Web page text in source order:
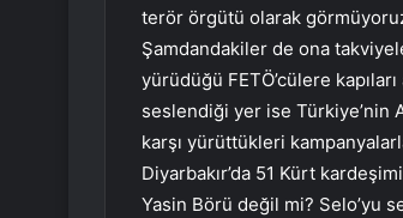
terör örgütü olarak
Şamdandakiler de ona
yürüdüğü FETÖ’cülere
seslendiği yer ise Türkiye’nin
karşı yürüttükleri
Diyarbakır’da 51 Kürt
Yasin Börü değil mi? Selo’yu